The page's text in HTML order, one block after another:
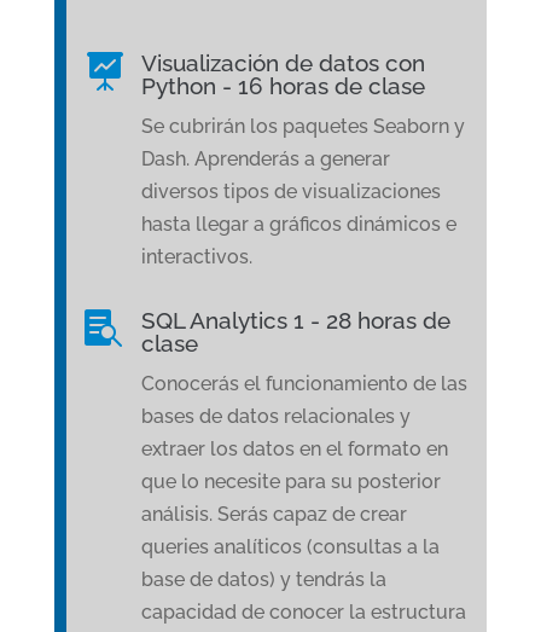

Visualización de datos con
Python - 16 horas de clase
Se cubrirán los paquetes Seaborn y
Dash. Aprenderás a generar
diversos tipos de visualizaciones
hasta llegar a gráficos dinámicos e
interactivos.

SQL Analytics 1 - 28 horas de
clase
Conocerás el funcionamiento de las
bases de datos relacionales y
extraer los datos en el formato en
que lo necesite para su posterior
análisis. Serás capaz de crear
queries analíticos (consultas a la
base de datos) y tendrás la
capacidad de conocer la estructura